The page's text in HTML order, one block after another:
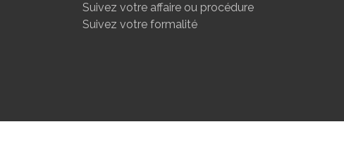
Suivez votre affaire ou procédure
Suivez votre formalité